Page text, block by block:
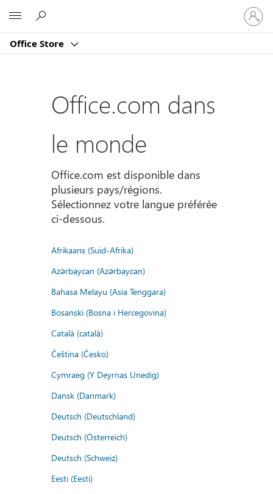
Office Store
vous
à
compte
Office.com dans
le monde
Office.com est disponible dans
plusieurs pays/régions.
Sélectionnez votre langue préférée
ci-dessous.
Afrikaans (Suid-Afrika)
Azərbaycan (Azərbaycan)
Bahasa Melayu (Asia Tenggara)
Bosanski (Bosna i Hercegovina)
Català (català)
Čeština (Česko)
Cymraeg (Y Deyrnas Unedig)
Dansk (Danmark)
Deutsch (Deutschland)
Deutsch (Österreich)
Deutsch (Schweiz)
Eesti (Eesti)